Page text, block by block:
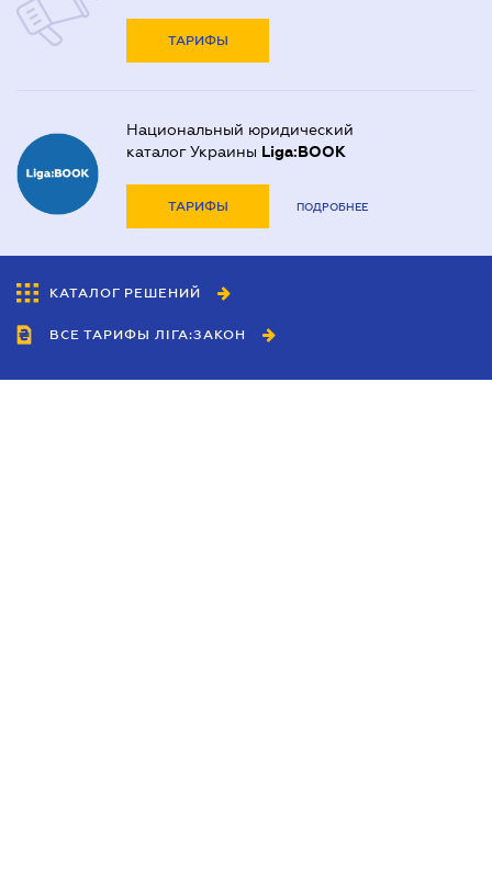
ТАРИФЫ
Национальный юридический
каталог Украины Liga:BOOK
ТАРИФЫ ПОДРОБНЕЕ
КАТАЛОГ РЕШЕНИЙ
ВСЕ ТАРИФЫ ЛІГА:ЗАКОН